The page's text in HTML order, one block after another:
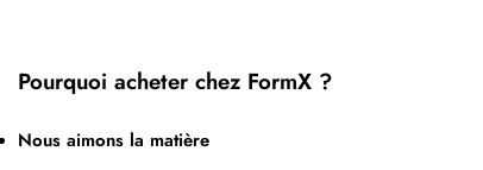
Pourquoi acheter chez FormX ?
Nous aimons la matière